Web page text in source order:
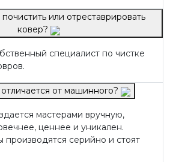
или отреставрировать
ковер?
специалист по чистке
от машинного?
мастерами вручную,
ценнее и уникален.
серийно и стоят